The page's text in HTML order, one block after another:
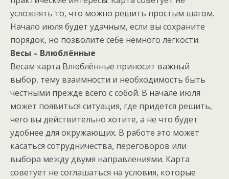
усложнять то, что можно решить простым шагом.
Начало июля будет удачным, если вы сохраните
порядок, но позволите себе немного легкости.
Весы – Влюблённые
Весам карта Влюблённые приносит важный
выбор, тему взаимности и необходимость быть
честными прежде всего с собой. В начале июля
может появиться ситуация, где придется решить,
чего вы действительно хотите, а не что будет
удобнее для окружающих. В работе это может
касаться сотрудничества, переговоров или
выбора между двумя направлениями. Карта
советует не соглашаться на условия, которые